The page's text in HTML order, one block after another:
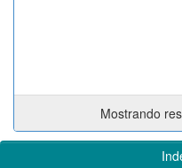
Mostrando